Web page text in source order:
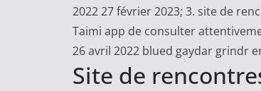
o
r
i
t
2022 27 février 2023; 3. site de
Taimi app de consulter
26 avril 2022 blued gaydar grindr
Site de